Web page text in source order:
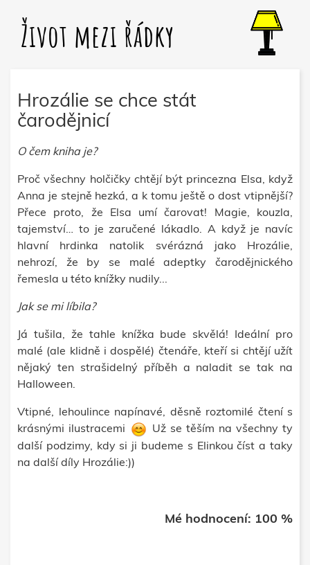
Život mezi řádky
Hrozálie se chce stát
čarodějnicí
O čem kniha je?
Proč všechny holčičky chtějí být princezna Elsa, když
Anna je stejně hezká, a k tomu ještě o dost vtipnější?
Přece proto, že Elsa umí čarovat! Magie, kouzla,
tajemství… to je zaručené lákadlo. A když je navíc
hlavní hrdinka natolik svérázná jako Hrozálie,
nehrozí, že by se malé adeptky čarodějnického
řemesla u této knížky nudily...
Jak se mi líbila?
Já tušila, že tahle knížka bude skvělá! Ideální pro
malé (ale klidně i dospělé) čtenáře, kteří si chtějí užít
nějaký ten strašidelný příběh a naladit se tak na
Halloween.
Vtipné, lehoulince napínavé, děsně roztomilé čtení s
krásnými ilustracemi
Už se těším na všechny ty
další podzimy, kdy si ji budeme s Elinkou číst a taky
na další díly Hrozálie:))
Mé hodnocení: 100 %